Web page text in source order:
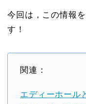
今回は，この情報
す！
関連：
エディーホール